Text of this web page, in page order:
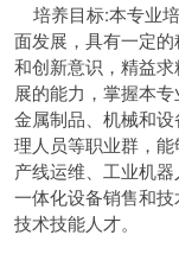
培养目标:本专业
面发展，具有一定
和创新意识，精益
展的能力，掌握本
金属制品、机械和
理人员等职业群，
产线运维、工业机
一体化设备销售和
技术技能人才。